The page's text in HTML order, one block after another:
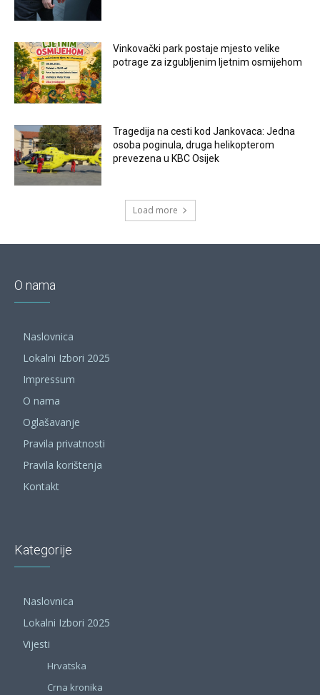
Vinkovački park postaje mjesto velike
potrage za izgubljenim ljetnim osmijehom
Tragedija na cesti kod Jankovaca: Jedna
osoba poginula, druga helikopterom
prevezena u KBC Osijek
Load more
O nama
Naslovnica
Lokalni Izbori 2025
Impressum
O nama
Oglašavanje
Pravila privatnosti
Pravila korištenja
Kontakt
Kategorije
Naslovnica
Lokalni Izbori 2025
Vijesti
Hrvatska
Crna kronika